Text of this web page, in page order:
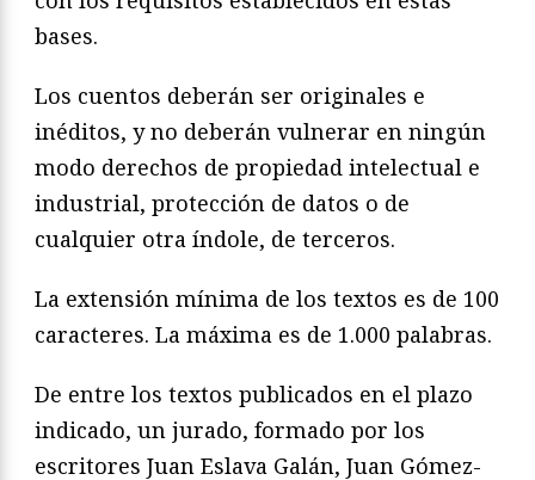
bases.
Los cuentos deberán ser originales e
inéditos, y no deberán vulnerar en ningún
modo derechos de propiedad intelectual e
industrial, protección de datos o de
cualquier otra índole, de terceros.
La extensión mínima de los textos es de 100
caracteres. La máxima es de 1.000 palabras.
De entre los textos publicados en el plazo
indicado, un jurado, formado por los
escritores Juan Eslava Galán, Juan Gómez-